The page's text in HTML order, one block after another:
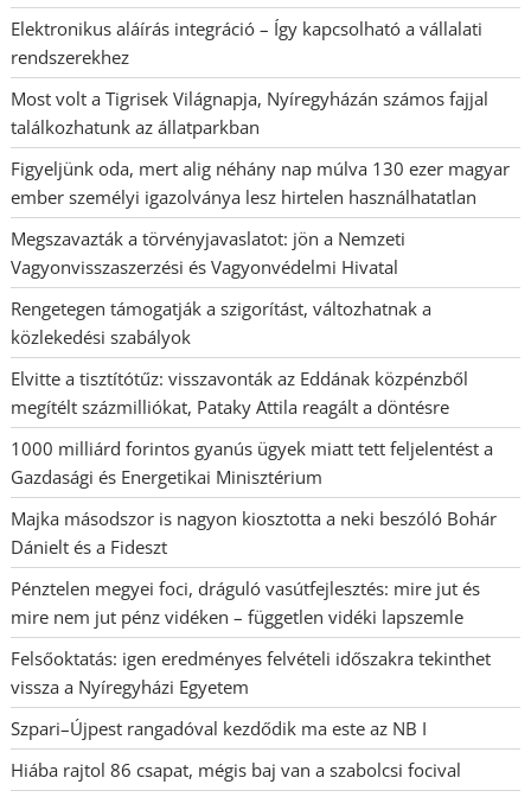
Elektronikus aláírás integráció – Így kapcsolható a vállalati
rendszerekhez
Most volt a Tigrisek Világnapja, Nyíregyházán számos fajjal
találkozhatunk az állatparkban
Figyeljünk oda, mert alig néhány nap múlva 130 ezer magyar
ember személyi igazolványa lesz hirtelen használhatatlan
Megszavazták a törvényjavaslatot: jön a Nemzeti
Vagyonvisszaszerzési és Vagyonvédelmi Hivatal
Rengetegen támogatják a szigorítást, változhatnak a
közlekedési szabályok
Elvitte a tisztítótűz: visszavonták az Eddának közpénzből
megítélt százmilliókat, Pataky Attila reagált a döntésre
1000 milliárd forintos gyanús ügyek miatt tett feljelentést a
Gazdasági és Energetikai Minisztérium
Majka másodszor is nagyon kiosztotta a neki beszóló Bohár
Dánielt és a Fideszt
Pénztelen megyei foci, dráguló vasútfejlesztés: mire jut és
mire nem jut pénz vidéken – független vidéki lapszemle
Felsőoktatás: igen eredményes felvételi időszakra tekinthet
vissza a Nyíregyházi Egyetem
Szpari–Újpest rangadóval kezdődik ma este az NB I
Hiába rajtol 86 csapat, mégis baj van a szabolcsi focival